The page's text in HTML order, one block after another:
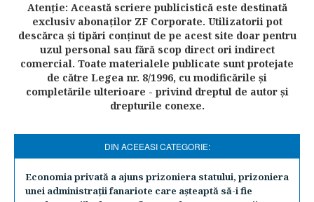
Atenţie: Această scriere publicistică este destinată
exclusiv abonaţilor ZF Corporate. Utilizatorii pot
descărca şi tipări conţinut de pe acest site doar pentru
uzul personal sau fără scop direct ori indirect
comercial. Toate materialele publicate sunt protejate
de către Legea nr. 8/1996, cu modificările şi
completările ulterioare - privind dreptul de autor şi
drepturile conexe.
DIN ACEEASI CATEGORIE:
Economia privată a ajuns prizoniera statului, prizoniera
unei administraţii fanariote care aşteaptă să-i fie